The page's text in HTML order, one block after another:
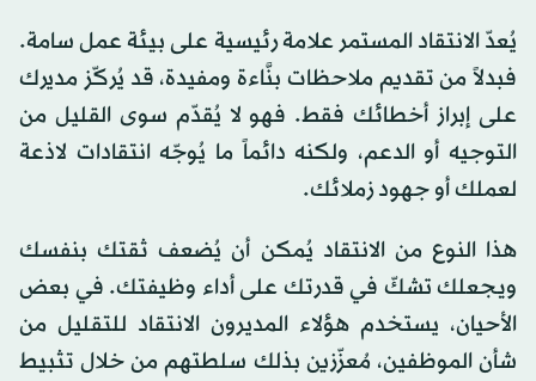
يُعدّ الانتقاد المستمر علامة رئيسية على بيئة عمل سامة.
فبدلاً من تقديم ملاحظات بنَّاءة ومفيدة، قد يُركّز مديرك
على إبراز أخطائك فقط. فهو لا يُقدّم سوى القليل من
التوجيه أو الدعم، ولكنه دائماً ما يُوجّه انتقادات لاذعة
لعملك أو جهود زملائك.
هذا النوع من الانتقاد يُمكن أن يُضعف ثقتك بنفسك
ويجعلك تشكّ في قدرتك على أداء وظيفتك. في بعض
الأحيان، يستخدم هؤلاء المديرون الانتقاد للتقليل من
شأن الموظفين، مُعزّزين بذلك سلطتهم من خلال تثبيط